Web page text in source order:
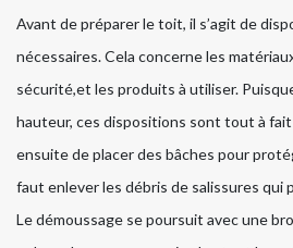
Avant de préparer le toit, il s’agit de
nécessaires. Cela concerne les
sécurité,et les produits à utiliser.
hauteur, ces dispositions sont tout à
ensuite de placer des bâches pour
faut enlever les débris de salissures qui
Le démoussage se poursuit avec une